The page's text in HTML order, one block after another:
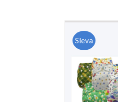
Sleva